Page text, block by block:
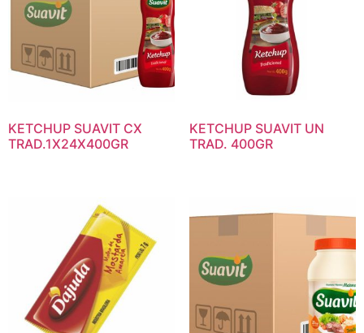
KETCHUP SUAVIT CX
TRAD.1X24X400GR
KETCHUP SUAVIT UN
TRAD. 400GR